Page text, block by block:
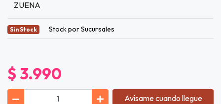
ZUENA
Sin Stock Stock por Sucursales
$ 3.990
Avísame cuando llegue